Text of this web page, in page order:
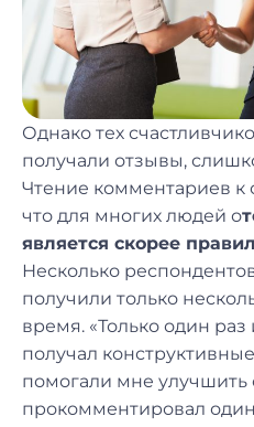
Однако тех
получали отзывы,
Чтение комментариев к
что для многих людей о
является скорее
Несколько
получили только
время. «Только один раз
получал
помогали мне улучшить
прокомментировал